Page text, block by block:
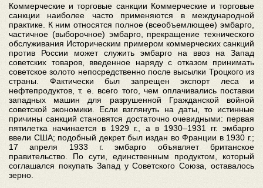
Коммерческие и торговые санкции Коммерческие и торговые
санкции наиболее часто применяются в международной
практике. К ним относятся полное (всеобъемлющее) эмбарго,
частичное (выборочное) эмбарго, прекращение технического
обслуживания Историческим примером коммерческих санкций
против России может служить эмбарго на ввоз на Запад
советских товаров, введенное наряду с отказом принимать
советское золото непосредственно после высылки Троцкого из
страны. Фактически был запрещен экспорт леса и
нефтепродуктов, т. е. всего того, чем оплачивались поставки
западных машин для разрушенной Гражданской войной
советской экономики. Если взглянуть на даты, то истинные
причины санкций становятся достаточно очевидными: первая
пятилетка начинается в 1929 г., а в 1930–1931 гг. эмбарго
ввели США; подобный декрет был издан во Франции в 1930 г.;
17 апреля 1933 г. эмбарго объявляет британское
правительство. По сути, единственным продуктом, который
соглашался покупать Запад у Советского Союза, оставалось
зерно.